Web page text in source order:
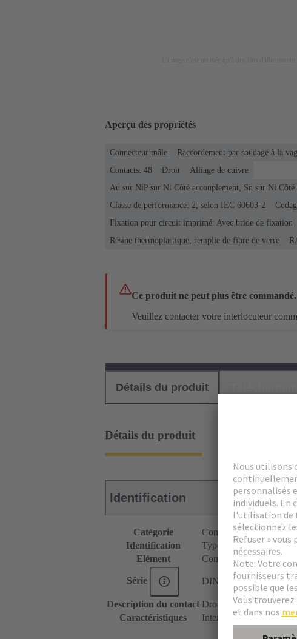
Aperçu des propriétés
Connecteur mâle Raccordement par soudage à la
Contacts: 48
Droit
Alliage de cuivre
Au sur NiP sur Ni Côté accouplement, Sn sur Ni Côté
Classe de performance: 2, selon IEC 60603-2
Fixation pour circuit imprimé: Avec bride de fixation
Résine thermoplastique, remplie de fibre de verre
Ce produit ne peut plus être commandé.
Veuillez contacter votre interlocuteur
Détails du produit
Détails du produit
Identification
Catégorie
Connecteurs
Identification
Type M
Elément
Connecteur mâle
Série DIN 41612
Description du contact Droit
Caractéristiques
Intensité nominale des